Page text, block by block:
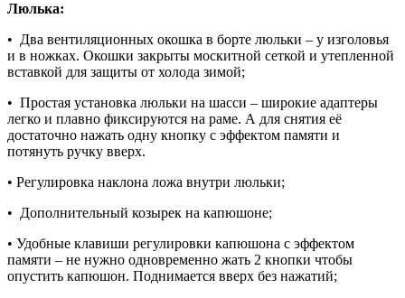
Люлька:
• Два вентиляционных окошка в борте люльки – у изголовья
и в ножках. Окошки закрыты москитной сеткой и утепленной
вставкой для защиты от холода зимой;
• Простая установка люльки на шасси – широкие адаптеры
легко и плавно фиксируются на раме. А для снятия её
достаточно нажать одну кнопку с эффектом памяти и
потянуть ручку вверх.
• Регулировка наклона ложа внутри люльки;
• Дополнительный козырек на капюшоне;
• Удобные клавиши регулировки капюшона с эффектом
памяти – не нужно одновременно жать 2 кнопки чтобы
опустить капюшон. Поднимается вверх без нажатий;